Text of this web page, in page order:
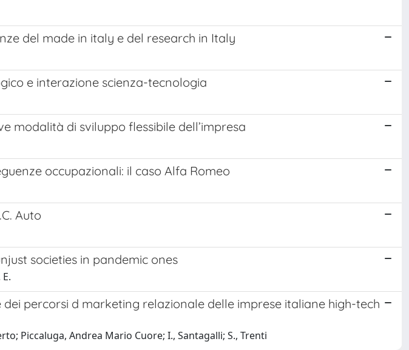
del made in italy e del research in Italy
e interazione scienza-tecnologia
modalità di sviluppo flessibile dell’impresa
occupazionali: il caso Alfa Romeo
Auto
societies in pandemic ones
percorsi d marketing relazionale delle imprese italiane high-tech
Piccaluga, Andrea Mario Cuore; I., Santagalli; S., Trenti